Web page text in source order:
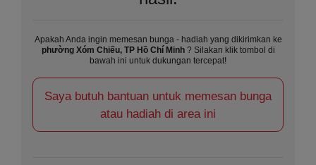
Apakah Anda ingin memesan bunga - hadiah yang dikirimkan ke
phường Xóm Chiếu, TP Hồ Chí Minh? Silakan klik tombol di
bawah ini untuk dukungan tercepat!
Saya butuh bantuan untuk memesan bunga
atau hadiah di area ini